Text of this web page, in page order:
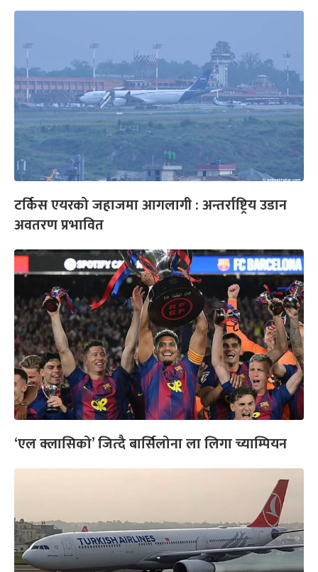
टर्किस एयरको जहाजमा आगलागी : अन्तर्राष्ट्रिय उडान
अवतरण प्रभावित
‘एल क्लासिको’ जित्दै बार्सिलोना ला लिगा च्याम्पियन